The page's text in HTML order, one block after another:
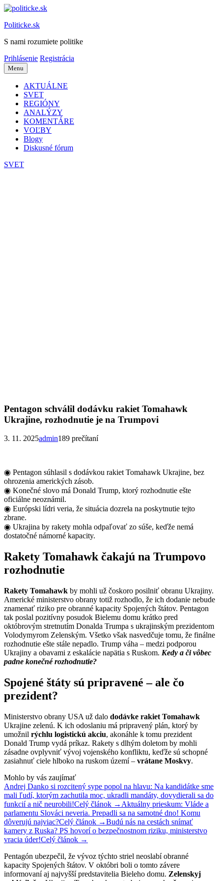
Preskočiť
obsah
Politicke.sk
S nami rozumiete politike
Prihlásenie Registrácia
Menu
AKTUÁLNE
SVET
REGIÓNY
ANALÝZY
KOMENTÁRE
VOĽBY
Blogy
Diskusné fórum
SVET
Pentagon schválil dodávku rakiet Tomahawk
Ukrajine, rozhodnutie je na Trumpovi
3. 11. 2025admin189 prečítaní
◉ Pentagon súhlasil s dodávkou rakiet Tomahawk Ukrajine, bez
ohrozenia amerických zásob.
◉ Konečné slovo má Donald Trump, ktorý rozhodnutie ešte
oficiálne neoznámil.
◉ Európski lídri veria, že situácia dozrela na poskytnutie tejto
zbrane.
◉ Ukrajina by rakety mohla odpaľovať zo súše, keďže nemá
dostatočné námorné kapacity.
Rakety Tomahawk čakajú na Trumpovo
rozhodnutie
Rakety Tomahawk by mohli už čoskoro posilniť obranu Ukrajiny.
Americké ministerstvo obrany totiž rozhodlo, že ich dodanie nebude
znamenať riziko pre obranné kapacity Spojených štátov. Pentagon
tak poslal pozitívny posudok Bielemu domu krátko pred
októbrovým stretnutím Donalda Trumpa s ukrajinským prezidentom
Volodymyrom Zelenským. Všetko však nasvedčuje tomu, že finálne
rozhodnutie ešte stále nepadlo. Trump váha – medzi podporou
Ukrajiny a obavami z eskalácie napätia s Ruskom. Kedy a či vôbec
padne konečné rozhodnutie?
Spojené štáty sú pripravené – ale čo
prezident?
Ministerstvo obrany USA už dalo dodávke rakiet Tomahawk
Ukrajine zelenú. K ich odoslaniu má pripravený plán, ktorý by
umožnil rýchlu logistickú akciu, akonáhle k tomu prezident
Donald Trump vydá príkaz. Rakety s dlhým doletom by mohli
zásadne ovplyvniť vývoj vojenského konfliktu, keďže sú schopné
zasiahnuť ciele hlboko na ruskom území – vrátane Moskvy.
Mohlo by vás zaujímať
Andrej Danko si rozcitený sype popol na hlavu: Na kandidátke sme
mali ľudí, ktorým zachutila moc, ukradli mandáty, dovydierali sa do
funkcií a nič neurobili!Celý článok → Aktuálny prieskum: Vláde a
parlamentu Slováci neveria. Prepadli sa na samotné dno! Komu
dôverujú najviac?Celý článok →Budú nás na cestách snímať
kamery z Ruska? PS hovorí o bezpečnostnom riziku, ministerstvo
vracia úder!Celý článok →
Pentagón ubezpečil, že vývoz týchto striel neoslabí obranné
kapacity Spojených štátov. V októbri boli o tomto závere
informovaní aj najvyšší predstavitelia Bieleho domu. Zelenskyj